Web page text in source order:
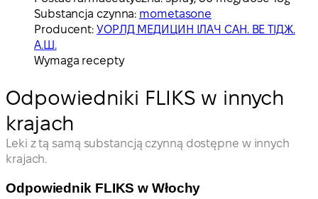
Substancja czynna: mometasone
Producent: УОРЛД МЕДИЦИН ІЛАЧ САН. ВЕ ТІДЖ.
А.Ш.
Wymaga recepty
Odpowiedniki FLIKS w innych
krajach
Leki z tą samą substancją czynną dostępne w innych
krajach.
Odpowiednik FLIKS w Włochy